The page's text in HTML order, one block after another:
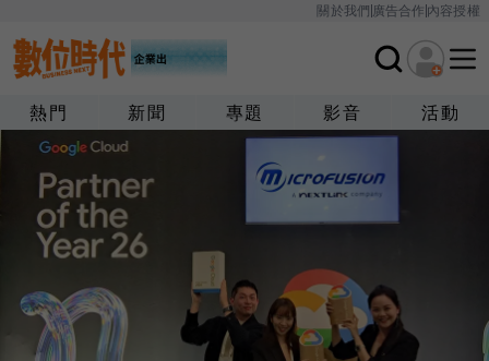
關於我們廣告合作內容授權
熱門 新聞 專題 影音 活動